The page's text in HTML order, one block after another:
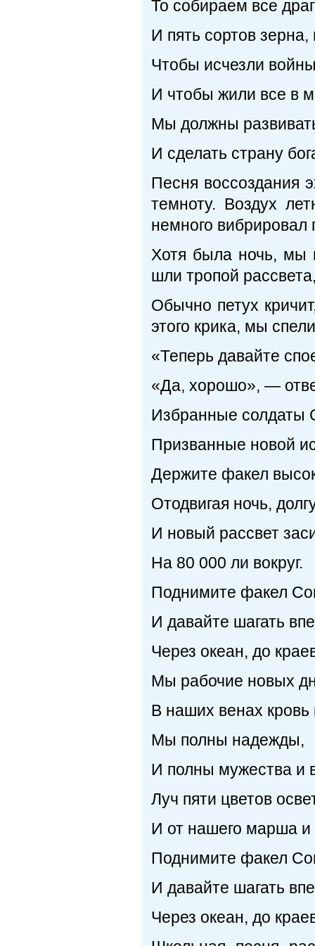
То собираем все
И пять сортов
Чтобы исчезли
И чтобы жили все в
Мы должны
И сделать страну
Песня воссоздания
темноту. Воздух
немного
Хотя была ночь, мы
шли тропой
Обычно петух
этого крика, мы
«Теперь давайте
«Да, хорошо», —
Избранные солдаты
Призванные новой
Держите факел
Отодвигая ночь,
И новый рассвет
На 80 000 ли вокруг.
Поднимите факел
И давайте шагать
Через океан, до
Мы рабочие новых
В наших венах кровь
Мы полны надежды,
И полны мужества и
Луч пяти цветов
И от нашего марша и
Поднимите факел
И давайте шагать
Через океан, до